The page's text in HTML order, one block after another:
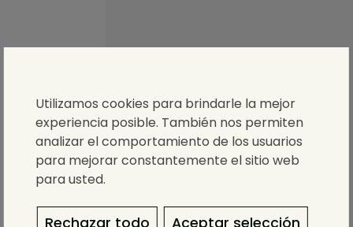
Utilizamos cookies para brindarle la mejor
experiencia posible. También nos permiten
analizar el comportamiento de los usuarios
para mejorar constantemente el sitio web
para usted.
Rechazar todo
Aceptar selección